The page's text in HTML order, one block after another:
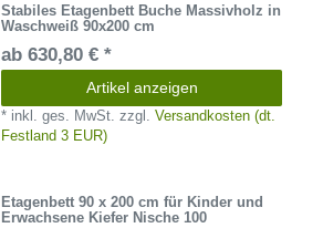
Stabiles Etagenbett Buche Massivholz in
Waschweiß 90x200 cm
ab 630,80 € *
Artikel anzeigen
* inkl. ges. MwSt. zzgl.Versandkosten (dt.
Festland 3 EUR)
Etagenbett 90 x 200 cm für Kinder und
Erwachsene Kiefer Nische 100